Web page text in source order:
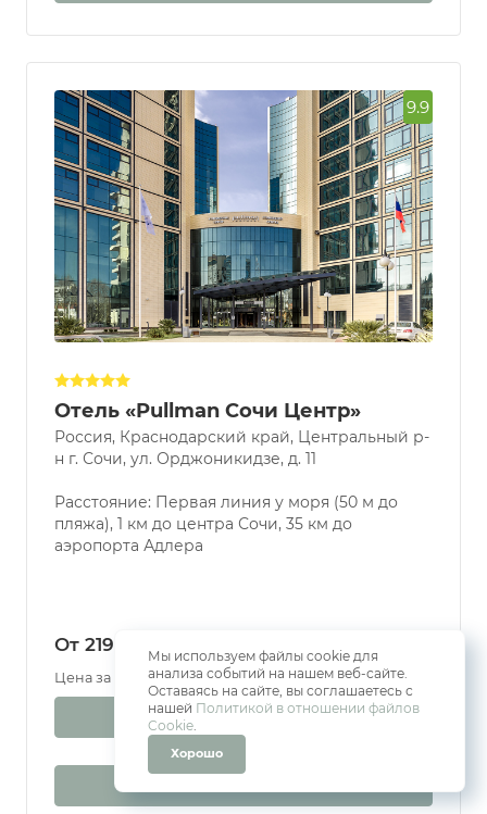
9.9
Отель «Pullman Сочи Центр»
Россия, Краснодарский край, Центральный р-
н г. Сочи, ул. Орджоникидзе, д. 11
Расстояние: Первая линия у моря (50 м до
пляжа), 1 км до центра Сочи, 35 км до
аэропорта Адлера
От 219 800 ₽
Цена за 7 ночей | за 2 человека
Забронировать
Мы используем файлы cookie для
анализа событий на нашем веб-сайте.
Оставаясь на сайте, вы соглашаетесь с
нашей Политикой в отношении файлов
Cookie.
Хорошо